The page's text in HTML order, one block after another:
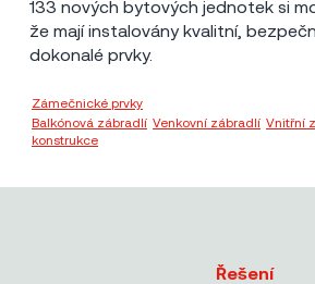
133 nových bytových jednotek si
že mají instalovány kvalitní,
dokonalé prvky.
Zámečnické prvky
Balkónová zábradlí ,Venkovní zábradlí ,Vnitřní
konstrukce
Řešení